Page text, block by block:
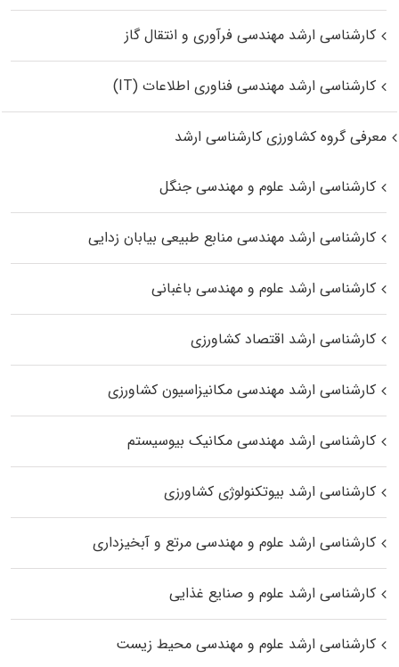
کارشناسی ارشد مهندسی فرآوری و انتقال گاز
کارشناسی ارشد مهندسی فناوری اطلاعات (IT)
معرفی گروه کشاورزی کارشناسی ارشد
کارشناسی ارشد علوم و مهندسی جنگل
کارشناسی ارشد مهندسی منابع طبیعی بیابان زدایی
کارشناسی ارشد علوم و مهندسی باغبانی
کارشناسی ارشد اقتصاد کشاورزی
کارشناسی ارشد مهندسی مکانیزاسیون کشاورزی
کارشناسی ارشد مهندسی مکانیک بیوسیستم
کارشناسی ارشد بیوتکنولوژی کشاورزی
کارشناسی ارشد علوم و مهندسی مرتع و آبخیزداری
کارشناسی ارشد علوم و صنایع غذایی
کارشناسی ارشد علوم و مهندسی محیط زیست